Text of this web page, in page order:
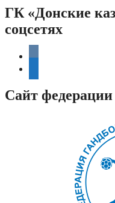
ГК «Донские
соцсетях
Сайт федерации